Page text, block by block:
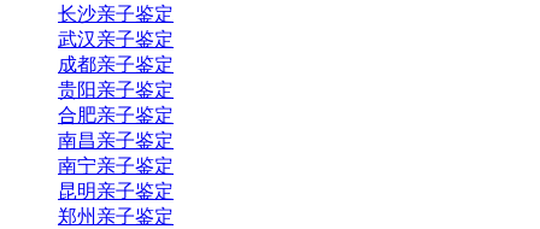
长沙亲子鉴定
武汉亲子鉴定
成都亲子鉴定
贵阳亲子鉴定
合肥亲子鉴定
南昌亲子鉴定
南宁亲子鉴定
昆明亲子鉴定
郑州亲子鉴定